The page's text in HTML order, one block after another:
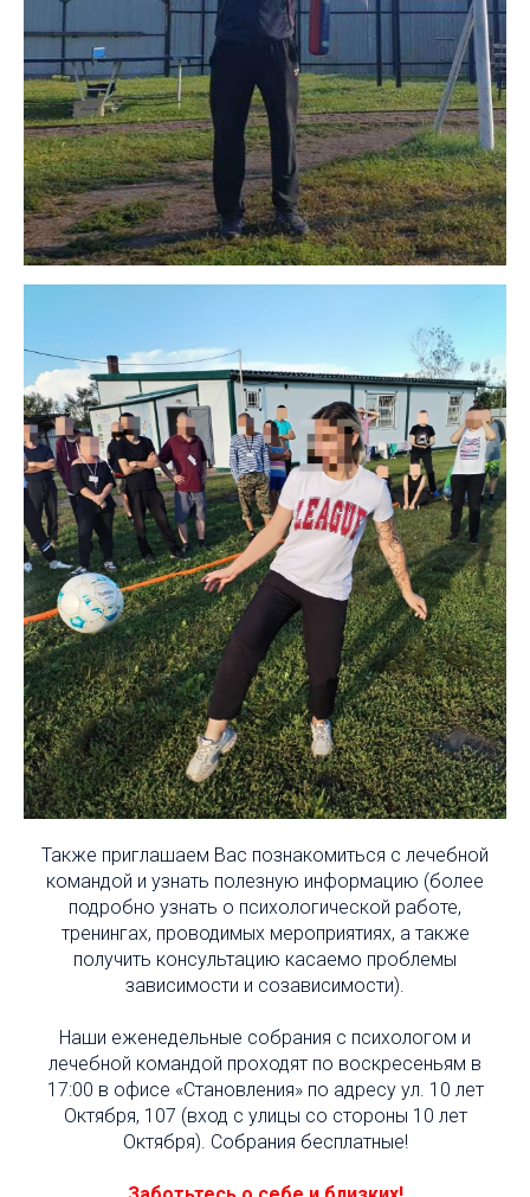
Также приглашаем Вас познакомиться с лечебной
командой и узнать полезную информацию (более
подробно узнать о психологической работе,
тренингах, проводимых мероприятиях, а также
получить консультацию касаемо проблемы
зависимости и созависимости).
Наши еженедельные собрания с психологом и
лечебной командой проходят по воскресеньям в
17:00 в офисе «Становления» по адресу ул. 10 лет
Октября, 107 (вход с улицы со стороны 10 лет
Октября). Собрания бесплатные!